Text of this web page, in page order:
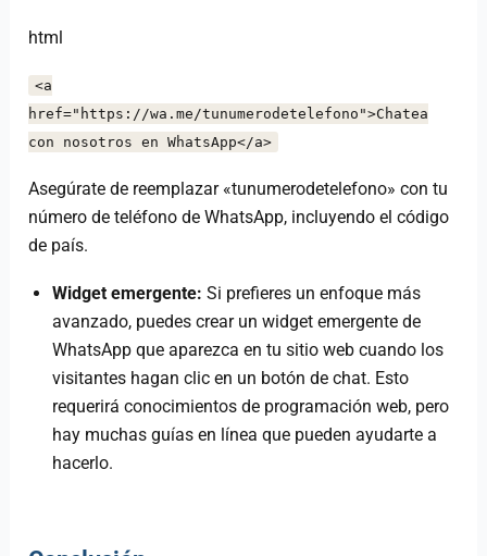
html
<a
href="https://wa.me/tunumerodetelefono">Chatea
con nosotros en WhatsApp</a>
Asegúrate de reemplazar «tunumerodetelefono» con tu
número de teléfono de WhatsApp, incluyendo el código
de país.
Widget emergente: Si prefieres un enfoque más
avanzado, puedes crear un widget emergente de
WhatsApp que aparezca en tu sitio web cuando los
visitantes hagan clic en un botón de chat. Esto
requerirá conocimientos de programación web, pero
hay muchas guías en línea que pueden ayudarte a
hacerlo.